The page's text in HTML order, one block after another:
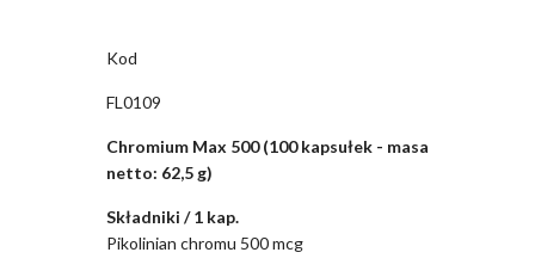
Kod
FL0109
Chromium Max 500 (100 kapsułek - masa
netto: 62,5 g)
Składniki / 1 kap.
Pikolinian chromu 500 mcg